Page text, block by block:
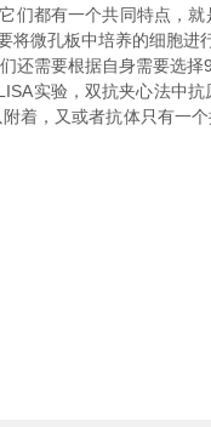
都有一个共同特点，就
将微孔板中培养的细胞
还需要根据自身需要选
实验，双抗夹心法中抗
着，又或者抗体只有一